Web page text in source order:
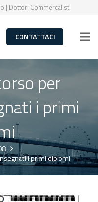
| Dottori Commercalisti
CONTATTACI
per
i primi
i primi diplomi